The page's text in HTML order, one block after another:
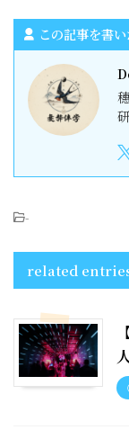
この記事を書
-
related